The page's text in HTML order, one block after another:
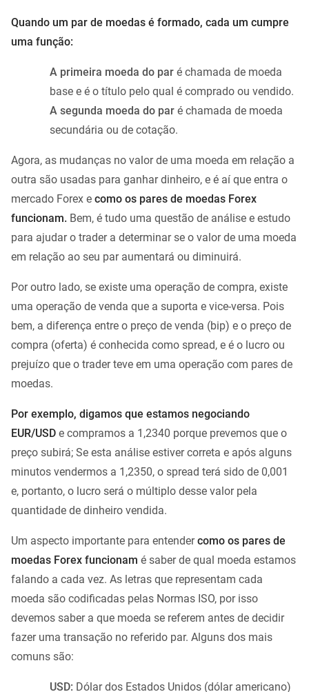
Quando um par de moedas é formado, cada um cumpre
uma função:
A primeira moeda do par é chamada de moeda
base e é o título pelo qual é comprado ou vendido.
A segunda moeda do par é chamada de moeda
secundária ou de cotação.
Agora, as mudanças no valor de uma moeda em relação a
outra são usadas para ganhar dinheiro, e é aí que entra o
mercado Forex e como os pares de moedas Forex
funcionam. Bem, é tudo uma questão de análise e estudo
para ajudar o trader a determinar se o valor de uma moeda
em relação ao seu par aumentará ou diminuirá.
Por outro lado, se existe uma operação de compra, existe
uma operação de venda que a suporta e vice-versa. Pois
bem, a diferença entre o preço de venda (bip) e o preço de
compra (oferta) é conhecida como spread, e é o lucro ou
prejuízo que o trader teve em uma operação com pares de
moedas.
Por exemplo, digamos que estamos negociando
EUR/USD e compramos a 1,2340 porque prevemos que o
preço subirá; Se esta análise estiver correta e após alguns
minutos vendermos a 1,2350, o spread terá sido de 0,001
e, portanto, o lucro será o múltiplo desse valor pela
quantidade de dinheiro vendida.
Um aspecto importante para entendercomo os pares de
moedas Forex funcionam é saber de qual moeda estamos
falando a cada vez. As letras que representam cada
moeda são codificadas pelas Normas ISO, por isso
devemos saber a que moeda se referem antes de decidir
fazer uma transação no referido par. Alguns dos mais
comuns são:
USD: Dólar dos Estados Unidos (dólar americano)